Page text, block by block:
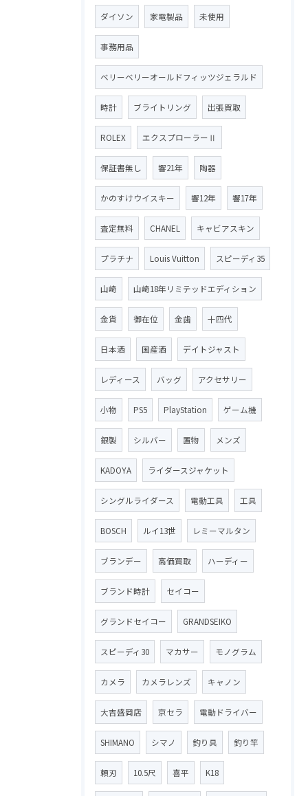
ダイソン 家電製品 未使用
事務用品
ベリーベリーオールドフィッツジェラルド
時計 ブライトリング 出張買取
ROLEX エクスプローラーⅡ
保証書無し 響21年 陶器
かのすけウイスキー 響12年 響17年
査定無料 CHANEL キャビアスキン
プラチナ Louis Vuitton スピーディ35
山崎 山崎18年リミテッドエディション
金貨 御在位 金歯 十四代
日本酒 国産酒 デイトジャスト
レディース バッグ アクセサリー
小物 PS5 PlayStation ゲーム機
銀製 シルバー 置物 メンズ
KADOYA ライダースジャケット
シングルライダース 電動工具 工具
BOSCH ルイ13世 レミーマルタン
ブランデー 高価買取 ハーディー
ブランド時計 セイコー
グランドセイコー GRANDSEIKO
スピーディ30 マカサー モノグラム
カメラ カメラレンズ キャノン
大吉盛岡店 京セラ 電動ドライバー
SHIMANO シマノ 釣り具 釣り竿
頼刃 10.5尺 喜平 K18